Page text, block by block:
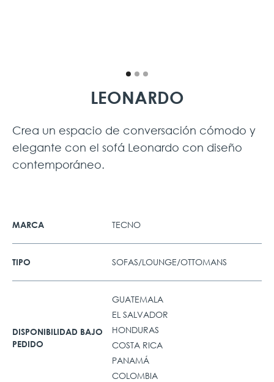
LEONARDO
Crea un espacio de conversación cómodo y
elegante con el sofá Leonardo con diseño
contemporáneo.
MARCA TECNO
TIPO SOFAS/LOUNGE/OTTOMANS
DISPONIBILIDAD BAJO
PEDIDO
GUATEMALA
EL SALVADOR
HONDURAS
COSTA RICA
PANAMÁ
COLOMBIA